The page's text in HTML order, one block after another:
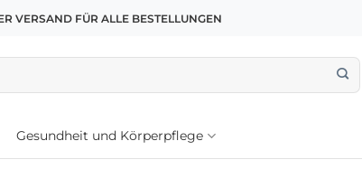
VERSAND FÜR ALLE BESTELLUNGEN
Gesundheit und Körperpflege